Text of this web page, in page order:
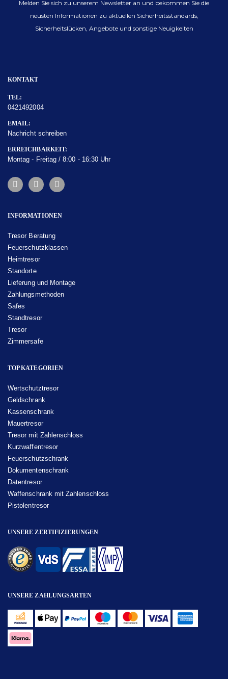
Melden Sie sich zu unserem Newsletter an und bekommen Sie die
neusten Informationen zu aktuellen Sicherheitsstandards,
Sicherheitslücken, Angebote und sonstige Neuigkeiten
KONTAKT
TEL:
0421492004
EMAIL:
Nachricht schreiben
ERREICHBARKEIT:
Montag - Freitag / 8:00 - 16:30 Uhr
INFORMATIONEN
Tresor Beratung
Feuerschutzklassen
Heimtresor
Standorte
Lieferung und Montage
Zahlungsmethoden
Safes
Standtresor
Tresor
Zimmersafe
TOP KATEGORIEN
Wertschutztresor
Geldschrank
Kassenschrank
Mauertresor
Tresor mit Zahlenschloss
Kurzwaffentresor
Feuerschutzschrank
Dokumentenschrank
Datentresor
Waffenschrank mit Zahlenschloss
Pistolentresor
UNSERE ZERTIFIZIERUNGEN
UNSERE ZAHLUNGSARTEN